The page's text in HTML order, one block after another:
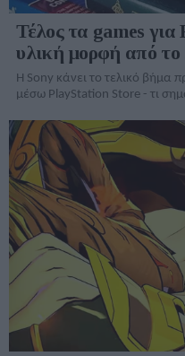
Τέλος τα games
υλική μορφή από το
Η Sony κάνει το τελικό βήμα
μέσω PlayStation Store - τι